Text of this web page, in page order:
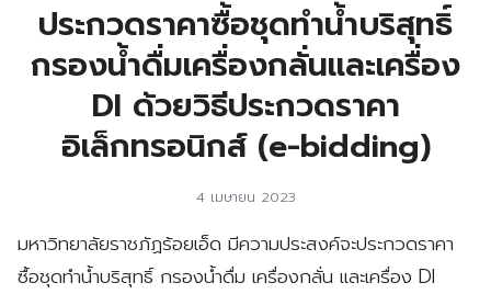
ประกวดราคาซื้อชุดทำน้ำบริสุทธิ์
กรองน้ำดื่มเครื่องกลั่นและเครื่อง
DI ด้วยวิธีประกวดราคา
อิเล็กทรอนิกส์ (e-bidding)
4 เมษายน 2023
มหาวิทยาลัยราชภัฏร้อยเอ็ด มีความประสงค์จะประกวดราคา
ซื้อชุดทำน้ำบริสุทธิ์ กรองน้ำดื่ม เครื่องกลั่น และเครื่อง DI